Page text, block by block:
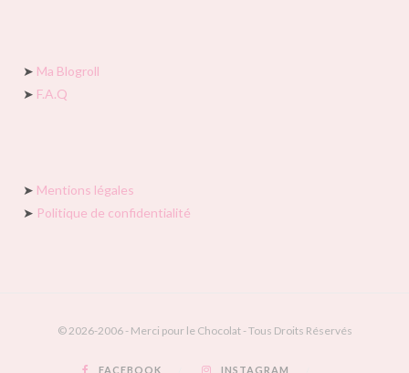
➤ Ma Blogroll
➤ F.A.Q
➤ Mentions légales
➤ Politique de confidentialité
© 2026-2006 - Merci pour le Chocolat - Tous Droits Réservés
FACEBOOK INSTAGRAM